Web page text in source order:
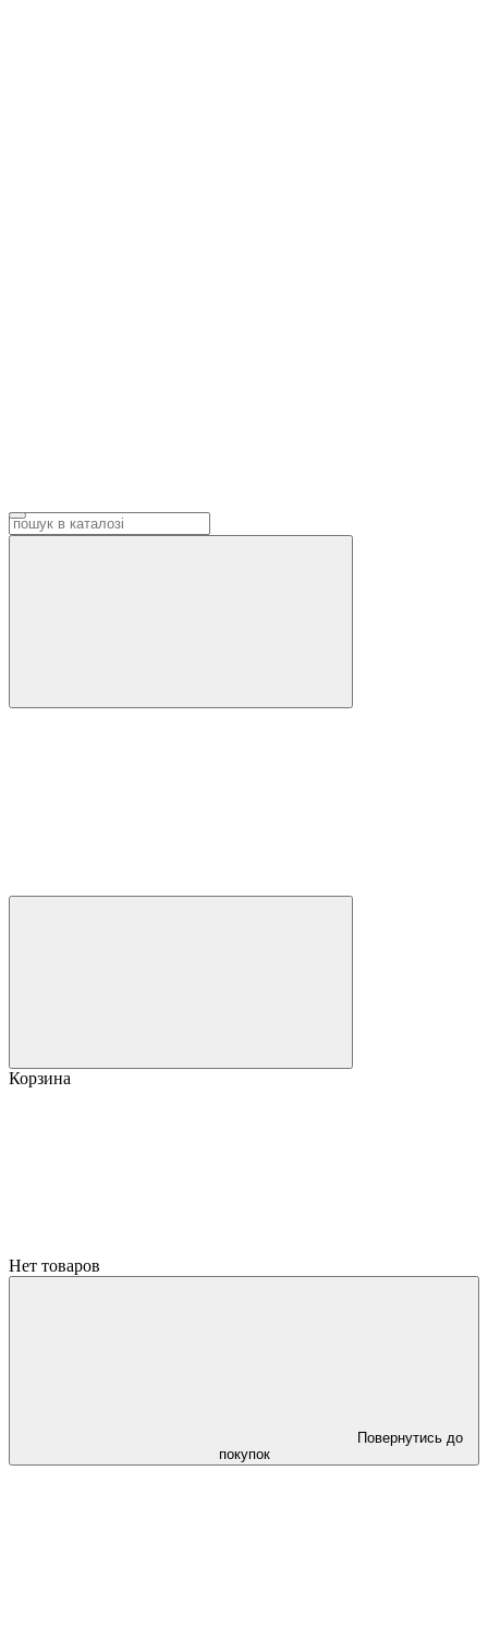
Корзина
Нет товаров
Повернутись до
покупок